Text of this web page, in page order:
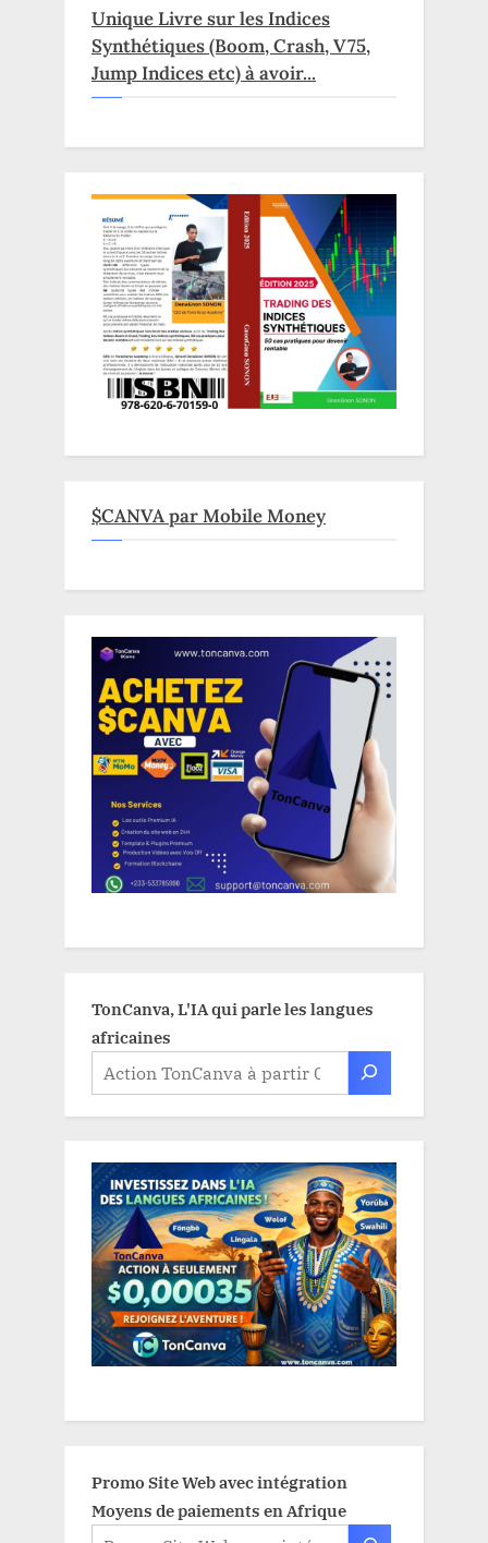
Unique Livre sur les Indices
Synthétiques (Boom, Crash, V75,
Jump Indices etc) à avoir...
$CANVA par Mobile Money
TonCanva, L'IA qui parle les langues
africaines
Promo Site Web avec intégration
Moyens de paiements en Afrique